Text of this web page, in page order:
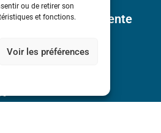
ou de retirer son
et fonctions.
Voir les préférences
Générales de Vente
légales